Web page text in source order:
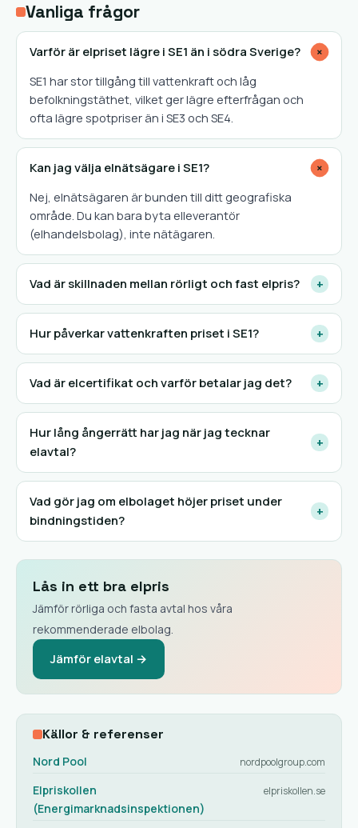
Vanliga frågor
Varför är elpriset lägre i SE1 än i södra Sverige? +
SE1 har stor tillgång till vattenkraft och låg
befolkningstäthet, vilket ger lägre efterfrågan och
ofta lägre spotpriser än i SE3 och SE4.
Kan jag välja elnätsägare i SE1? +
Nej, elnätsägaren är bunden till ditt geografiska
område. Du kan bara byta elleverantör
(elhandelsbolag), inte nätägaren.
Vad är skillnaden mellan rörligt och fast elpris? +
Hur påverkar vattenkraften priset i SE1? +
Vad är elcertifikat och varför betalar jag det? +
Hur lång ångerrätt har jag när jag tecknar
elavtal?
+
Vad gör jag om elbolaget höjer priset under
bindningstiden?
+
Lås in ett bra elpris
Jämför rörliga och fasta avtal hos våra
rekommenderade elbolag.
Jämför elavtal →
Källor & referenser
Nord Pool nordpoolgroup.com
Elpriskollen
(Energimarknadsinspektionen)
elpriskollen.se